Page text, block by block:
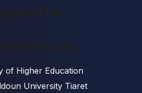
Contact Us
Links
of Higher Education
University Tiaret